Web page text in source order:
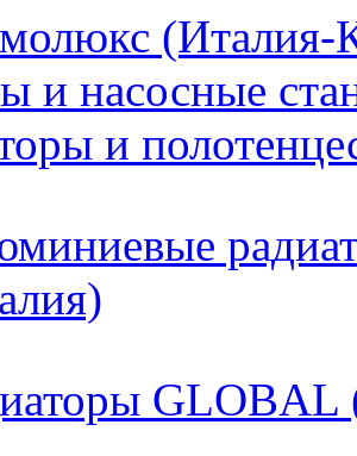
(Италия-
и насосные
и
GLOBAL